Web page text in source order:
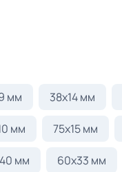
мм 38х14 мм
мм 75х15 мм
мм 60х33 мм